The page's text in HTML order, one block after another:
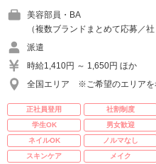
美容部員・BA
（複数ブランドまとめて応募／
派遣
時給1,410円 ～ 1,650円 ほか
全国エリア ※ご希望のエリアを
正社員登用 社割制度
学生OK
男女歓迎
ネイルOK
ノルマなし
スキンケア
メイク